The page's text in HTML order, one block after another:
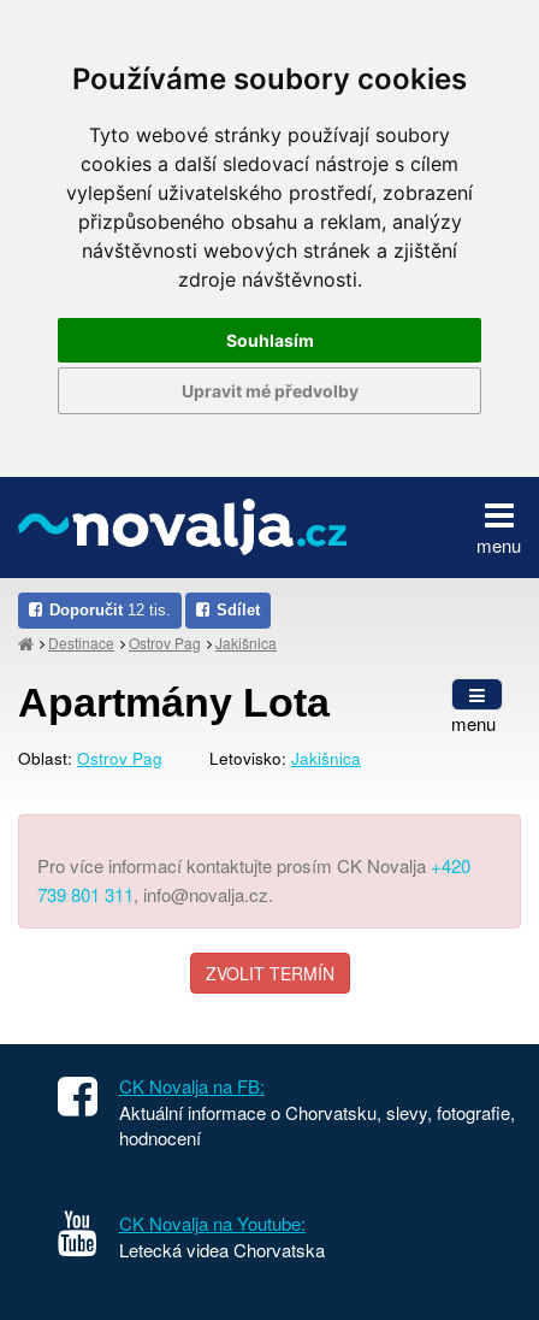
Používáme soubory cookies
Tyto webové stránky používají soubory
cookies a další sledovací nástroje s cílem
vylepšení uživatelského prostředí, zobrazení
přizpůsobeného obsahu a reklam, analýzy
návštěvnosti webových stránek a zjištění
zdroje návštěvnosti.
Souhlasím
Upravit mé předvolby
menu
Doporučit 12 tis. Sdílet
Destinace Ostrov Pag Jakišnica
menu
Apartmány Lota
Oblast: Ostrov Pag Letovisko: Jakišnica
Pro více informací kontaktujte prosím CK Novalja +420
739 801 311, info@novalja.cz.
ZVOLIT TERMÍN
CK Novalja na FB:
Aktuální informace o Chorvatsku, slevy, fotografie,
hodnocení
CK Novalja na Youtube:
Letecká videa Chorvatska